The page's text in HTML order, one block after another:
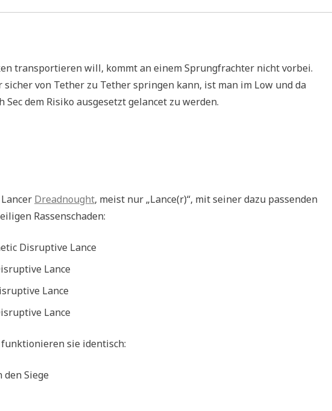
transportieren will, kommt an einem Sprungfrachter nicht vorbei.
von Tether zu Tether springen kann, ist man im Low und da
dem Risiko ausgesetzt gelancet zu werden.
Dreadnought, meist nur „Lance(r)“, mit seiner dazu passenden
Rassenschaden:
Disruptive Lance
Lance
Lance
Lance
funktionieren sie identisch:
Siege